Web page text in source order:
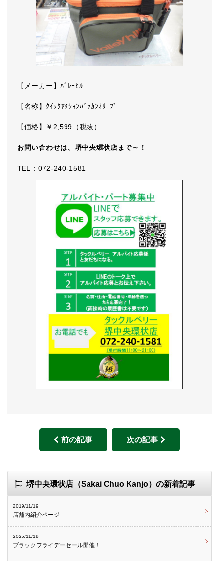
【メーカー】ﾊﾞﾚｰﾋﾙ
【名称】ｸｲｯｸｱｸｼｮﾝﾊﾞｯｶﾝｵﾘｰﾌﾞ
【価格】￥2,599（税抜）
お問い合わせは、堺中央環状店まで～！
TEL：072-240-1581
前の記事 次の記事
堺中央環状店（Sakai Chuo Kanjo）の新着記事
2019/11/19
店舗内紹介ページ
2025/11/19
ブラックフライデーセール開催！